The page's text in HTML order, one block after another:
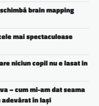
brain mapping
mai spectaculoase
niciun copil nu e lasat in
– cum mi-am dat seama
în Iași